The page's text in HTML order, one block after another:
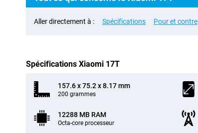
Aller directement à : Spécifications Pour et contre
Spécifications Xiaomi 17T
157.6 x 75.2 x 8.17 mm
200 grammes
12288 MB RAM
Octa-core processeur